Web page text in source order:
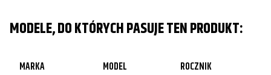
MODELE, DO KTÓRYCH PASUJE TEN PRODUKT:
MARKA MODEL
ROCZNIK